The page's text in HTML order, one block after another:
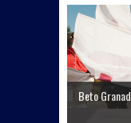
Beto